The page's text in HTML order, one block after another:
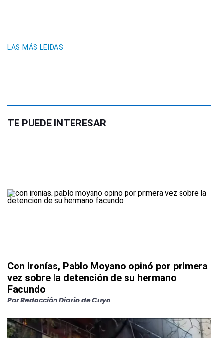
LAS MÁS LEIDAS
TE PUEDE INTERESAR
Con ironías, Pablo Moyano opinó por primera
vez sobre la detención de su hermano
Facundo
PorRedacción Diario de Cuyo